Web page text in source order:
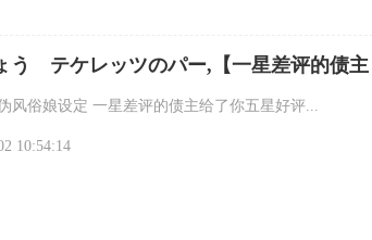
テケレッツのパー,【一星差评的债主
俗娘设定 一星差评的债主给了你五星好评...
10:54:14